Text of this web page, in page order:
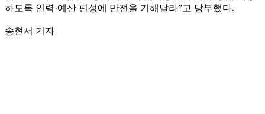
하도록 인력·예산 편성에 만전을 기해달라”고 당부했다.
송현서 기자